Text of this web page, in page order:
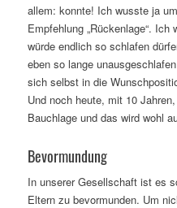
allem: konnte! Ich wusste ja
Empfehlung „Rückenlage“.
würde endlich so schlafen
eben so lange
sich selbst in die
Und noch heute, mit 10
Bauchlage und das wird wohl
Bevormundung
In unserer Gesellschaft ist es
Eltern zu bevormunden. Um